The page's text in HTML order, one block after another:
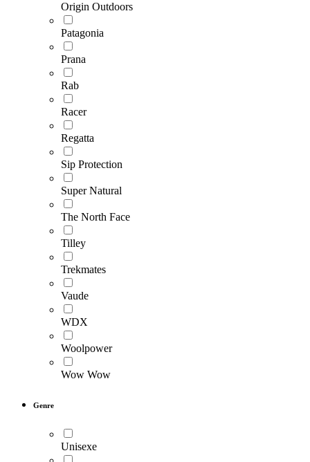
Origin Outdoors
Patagonia
Prana
Rab
Racer
Regatta
Sip Protection
Super Natural
The North Face
Tilley
Trekmates
Vaude
WDX
Woolpower
Wow Wow
Genre
Unisexe